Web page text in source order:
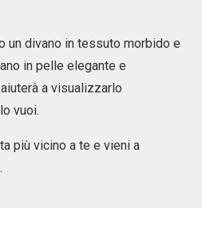
un divano in tessuto morbido e
in pelle elegante e
a visualizzarlo
vuoi.
più vicino a te e vieni a